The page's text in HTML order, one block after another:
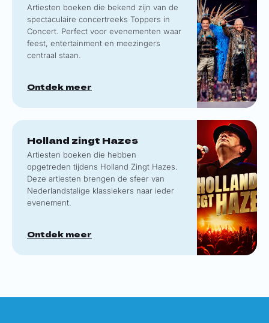
Artiesten boeken die bekend zijn van de
spectaculaire concertreeks Toppers in
Concert. Perfect voor evenementen waar
feest, entertainment en meezingers
centraal staan.
Ontdek meer
Holland zingt Hazes
Artiesten boeken die hebben
opgetreden tijdens Holland Zingt Hazes.
Deze artiesten brengen de sfeer van
Nederlandstalige klassiekers naar ieder
evenement.
Ontdek meer